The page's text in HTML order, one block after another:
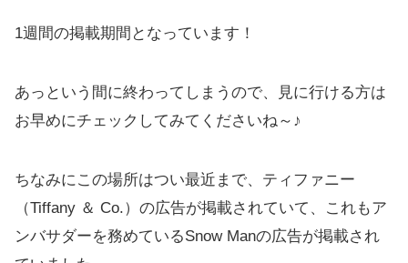
1週間の掲載期間となっています！
あっという間に終わってしまうので、見に行ける方は
お早めにチェックしてみてくださいね～♪
ちなみにこの場所はつい最近まで、ティファニー
（Tiffany ＆ Co.）の広告が掲載されていて、これもア
ンバサダーを務めているSnow Manの広告が掲載され